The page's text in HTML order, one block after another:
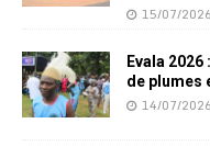
15/07/2026
Evala
de plumes
14/07/2026